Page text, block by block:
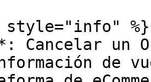
style="info" %}
Cancelar un
de